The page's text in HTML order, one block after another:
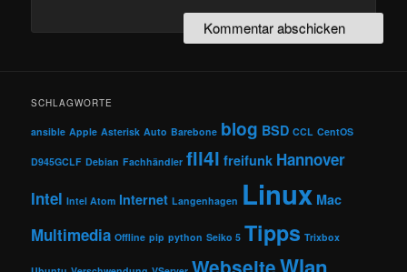
SCHLAGWORTE
ansible Apple Asterisk Auto Barebone blog BSD CCL CentOS
D945GCLF Debian Fachhändler fli4l freifunk Hannover
Intel Intel Atom Internet Langenhagen Linux Mac
Multimedia Offline pip python Seiko 5 Tipps Trixbox